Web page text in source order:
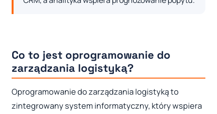
Co to jest oprogramowanie do
zarządzania logistyką?
Oprogramowanie do zarządzania logistyką to
zintegrowany system informatyczny, który wspiera